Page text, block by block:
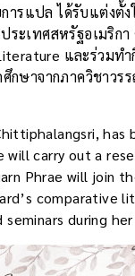
รแปล ได้รับแต่งตั้ง
ระเทศสหรัฐอเมริ
และร่วมทำ
กษาจากภาควิชาวร
will carry out a
Phrae will join
comparative
during